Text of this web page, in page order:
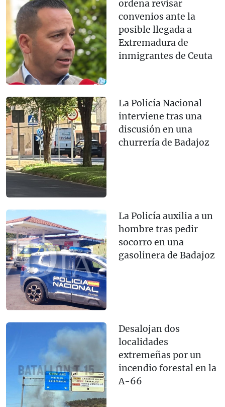
ordena revisar
convenios ante la
posible llegada a
Extremadura de
inmigrantes de Ceuta
La Policía Nacional
interviene tras una
discusión en una
churrería de Badajoz
La Policía auxilia a un
hombre tras pedir
socorro en una
gasolinera de Badajoz
Desalojan dos
localidades
extremeñas por un
incendio forestal en la
A-66